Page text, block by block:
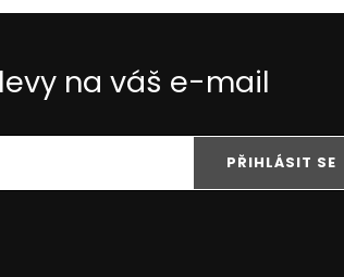
na váš e-mail
PŘIHLÁSIT SE